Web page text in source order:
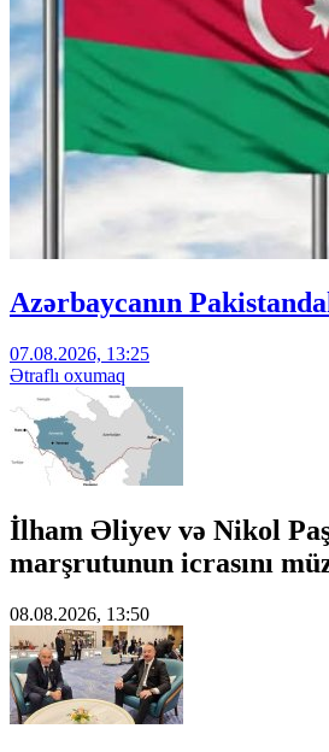
Azərbaycanın
07.08.2026, 13:25
Ətraflı oxumaq
İlham Əliyev və Nikol
marşrutunun icrasını
08.08.2026, 13:50